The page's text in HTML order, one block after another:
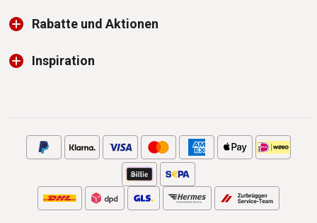
Rabatte und Aktionen
Inspiration